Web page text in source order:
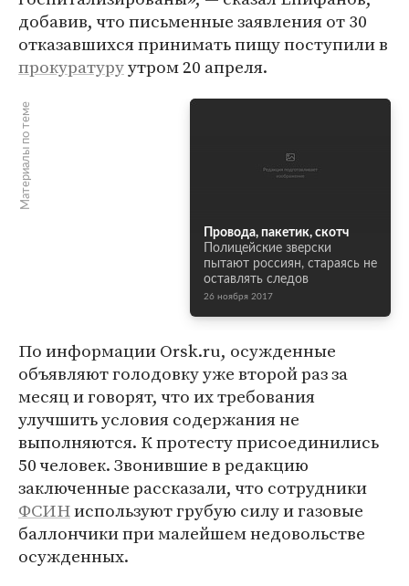
добавив, что письменные заявления от 30
отказавшихся принимать пищу поступили в
прокуратуруутром 20 апреля.
Материалы по теме
Провода, пакетик, скотч
Полицейские зверски
пытают россиян, стараясь не
оставлять следов
26 ноября 2017
По информации Orsk.ru, осужденные
объявляют голодовку уже второй раз за
месяц и говорят, что их требования
улучшить условия содержания не
выполняются. К протесту присоединились
50 человек. Звонившие в редакцию
заключенные рассказали, что сотрудники
ФСИНиспользуют грубую силу и газовые
баллончики при малейшем недовольстве
осужденных.